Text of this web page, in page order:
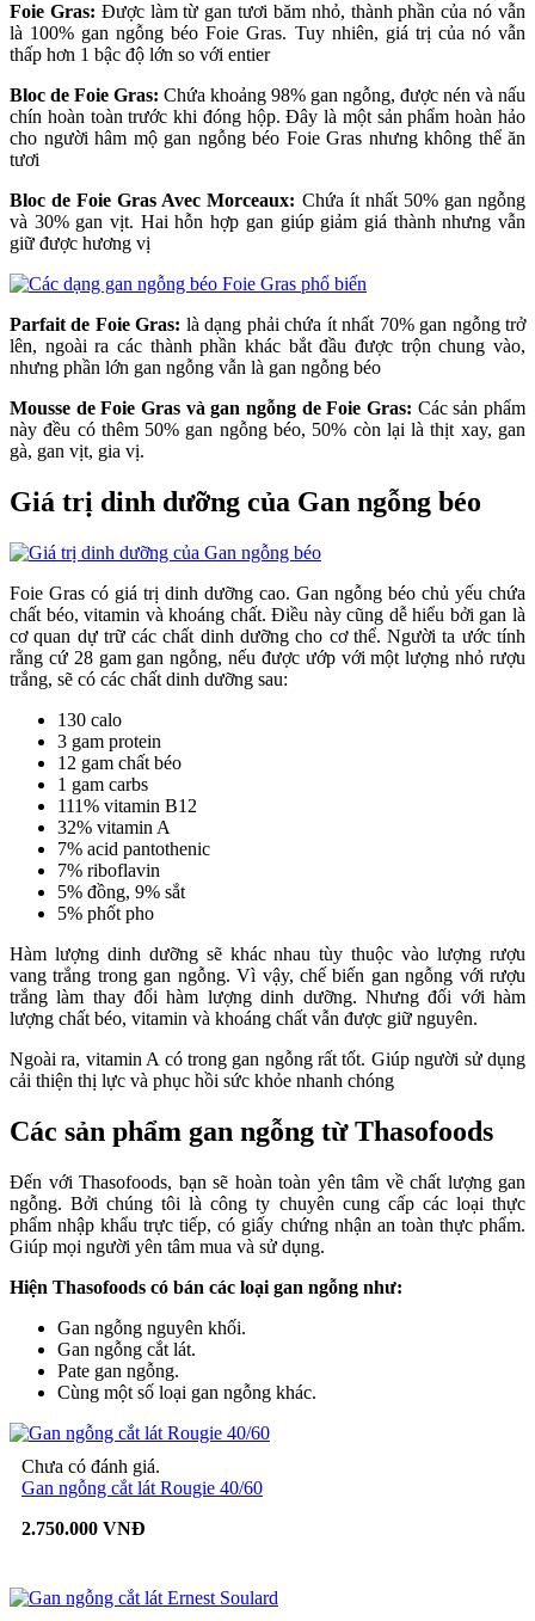
Foie Gras: Được làm từ gan tươi băm nhỏ, thành phần của nó vẫn
là 100% gan ngỗng béo Foie Gras. Tuy nhiên, giá trị của nó vẫn
thấp hơn 1 bậc độ lớn so với entier
Bloc de Foie Gras: Chứa khoảng 98% gan ngỗng, được nén và nấu
chín hoàn toàn trước khi đóng hộp. Đây là một sản phẩm hoàn hảo
cho người hâm mộ gan ngỗng béo Foie Gras nhưng không thể ăn
tươi
Bloc de Foie Gras Avec Morceaux: Chứa ít nhất 50% gan ngỗng
và 30% gan vịt. Hai hỗn hợp gan giúp giảm giá thành nhưng vẫn
giữ được hương vị
Parfait de Foie Gras: là dạng phải chứa ít nhất 70% gan ngỗng trở
lên, ngoài ra các thành phần khác bắt đầu được trộn chung vào,
nhưng phần lớn gan ngỗng vẫn là gan ngỗng béo
Mousse de Foie Gras và gan ngỗng de Foie Gras: Các sản phẩm
này đều có thêm 50% gan ngỗng béo, 50% còn lại là thịt xay, gan
gà, gan vịt, gia vị.
Giá trị dinh dưỡng của Gan ngỗng béo
Foie Gras có giá trị dinh dưỡng cao. Gan ngỗng béo chủ yếu chứa
chất béo, vitamin và khoáng chất. Điều này cũng dễ hiểu bởi gan là
cơ quan dự trữ các chất dinh dưỡng cho cơ thể. Người ta ước tính
rằng cứ 28 gam gan ngỗng, nếu được ướp với một lượng nhỏ rượu
trắng, sẽ có các chất dinh dưỡng sau:
130 calo
3 gam protein
12 gam chất béo
1 gam carbs
111% vitamin B12
32% vitamin A
7% acid pantothenic
7% riboflavin
5% đồng, 9% sắt
5% phốt pho
Hàm lượng dinh dưỡng sẽ khác nhau tùy thuộc vào lượng rượu
vang trắng trong gan ngỗng. Vì vậy, chế biến gan ngỗng với rượu
trắng làm thay đổi hàm lượng dinh dưỡng. Nhưng đối với hàm
lượng chất béo, vitamin và khoáng chất vẫn được giữ nguyên.
Ngoài ra, vitamin A có trong gan ngỗng rất tốt. Giúp người sử dụng
cải thiện thị lực và phục hồi sức khỏe nhanh chóng
Các sản phẩm gan ngỗng từ Thasofoods
Đến với Thasofoods, bạn sẽ hoàn toàn yên tâm về chất lượng gan
ngỗng. Bởi chúng tôi là công ty chuyên cung cấp các loại thực
phẩm nhập khẩu trực tiếp, có giấy chứng nhận an toàn thực phẩm.
Giúp mọi người yên tâm mua và sử dụng.
Hiện Thasofoods có bán các loại gan ngỗng như:
Gan ngỗng nguyên khối.
Gan ngỗng cắt lát.
Pate gan ngỗng.
Cùng một số loại gan ngỗng khác.
Chưa có đánh giá.
Gan ngỗng cắt lát Rougie 40/60
2.750.000 VNĐ